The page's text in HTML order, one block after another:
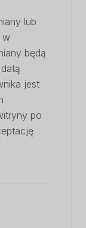
lub
w
będą
jest
po